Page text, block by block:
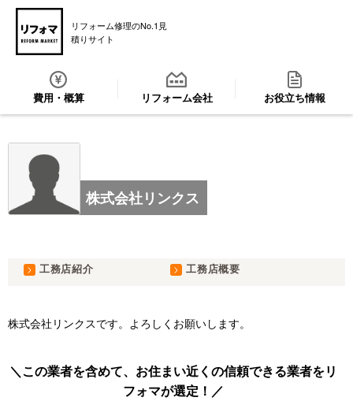
リフォーム修理のNo.1見
積りサイト
費用・概算 リフォーム会社 お役立ち情報
株式会社リンクス
工務店紹介 工務店概要
株式会社リンクスです。よろしくお願いします。
この業者を含めて、お住まい近くの信頼できる業者をリ
フォマが選定！